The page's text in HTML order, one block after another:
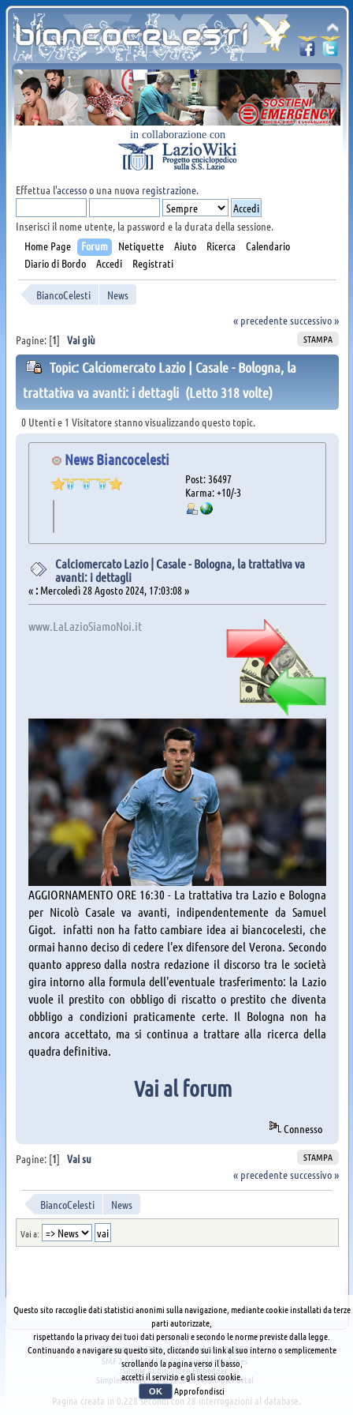
in collaborazione con
Effettua l'accessoo una nuova registrazione.
Inserisci il nome utente, la password e la durata della sessione.
Home Page
Forum Netiquette Aiuto Ricerca
Calendario
Diario di Bordo
Accedi Registrati
BiancoCelesti
News
« precedentesuccessivo »
STAMPA
Pagine: [1] Vai giù
Topic: Calciomercato Lazio | Casale - Bologna, la
trattativa va avanti: i dettagli (Letto 318 volte)
0 Utenti e 1 Visitatore stanno visualizzando questo topic.
News Biancocelesti
Post: 36497
Karma: +10/-3
Calciomercato Lazio | Casale - Bologna, la trattativa va
avanti: i dettagli
«:Mercoledì 28 Agosto 2024, 17:03:08 »
www.LaLazioSiamoNoi.it
AGGIORNAMENTO ORE 16:30 - La trattativa tra Lazio e Bologna
per Nicolò Casale va avanti, indipendentemente da Samuel
Gigot. infatti non ha fatto cambiare idea ai biancocelesti, che
ormai hanno deciso di cedere l'ex difensore del Verona. Secondo
quanto appreso dalla nostra redazione il discorso tra le società
gira intorno alla formula dell'eventuale trasferimento: la Lazio
vuole il prestito con obbligo di riscatto o prestito che diventa
obbligo a condizioni praticamente certe. Il Bologna non ha
ancora accettato, ma si continua a trattare alla ricerca della
quadra definitiva.
Vai al forum
Connesso
STAMPA
Pagine: [1] Vai su
« precedentesuccessivo »
BiancoCelesti News
Vai a:
Sitemap XHTML RSS Desktop WAP2
SMF 2.0.18|SMF © 2017,Simple Machines
Simple Audio Video Embedder
SimplePortal 2.3.6 © 2008-2014, SimplePortal
Pagina creata in 0.228 secondi con 28 interrogazioni al database.
Questo sito raccoglie dati statistici anonimi sulla navigazione, mediante cookie installati da terze
parti autorizzate,
rispettando la privacy dei tuoi dati personali e secondo le norme previste dalla legge.
Continuando a navigare su questo sito, cliccando sui link al suo interno o semplicemente
scrollando la pagina verso il basso,
accetti il servizio e gli stessi cookie.
OK Approfondisci